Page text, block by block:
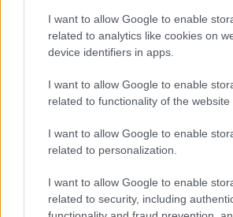
I want to allow Google to enable
related to analytics like cookies on
device identifiers in apps.
I want to allow Google to enable
related to functionality of the website
I want to allow Google to enable
related to personalization.
I want to allow Google to enable
related to security, including
Η επικεφαλής συγγραφέας
βοηθός ερευνητής στο τμήμα
Ιατρικής Channing του
εξήγησε ότι,«η σφαιρική
λειτουργίας. Μπορεί να
καταγραφή της συνολικής
διατροφικών παραγόντων και
ζωής στη γνωστική υγεία». Η